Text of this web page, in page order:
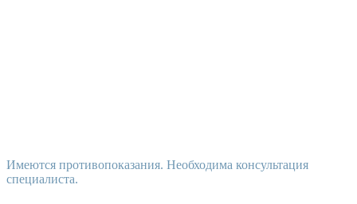
Имеются противопоказания. Необходима консультация
специалиста.